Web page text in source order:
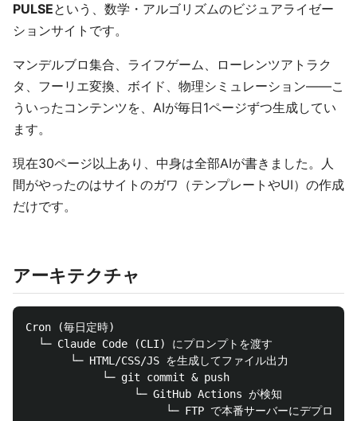
PULSEという、数学・アルゴリズムのビジュアライゼー
ションサイトです。
マンデルブロ集合、ライフゲーム、ローレンツアトラク
タ、フーリエ変換、ボイド、物理シミュレーション——こ
ういったコンテンツを、AIが毎日1ページずつ生成してい
ます。
現在30ページ以上あり、中身は全部AIが書きました。人
間がやったのはサイトのガワ（テンプレートやUI）の作成
だけです。
アーキテクチャ
Cron (毎日定時)
  └─ Claude Code (CLI) にプロンプトを渡す
       └─ HTML/CSS/JS を生成してファイル出力
            └─ git commit & push
                 └─ GitHub Actions が検知